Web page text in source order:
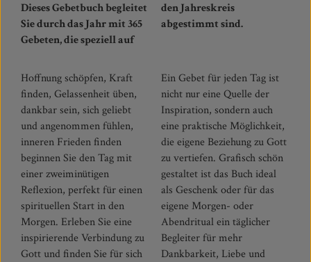
Dieses Gebetbuch begleitet
Sie durch das Jahr mit 365
Gebeten, die speziell auf
den Jahreskreis
abgestimmt sind.
Hoffnung schöpfen, Kraft
finden, Gelassenheit üben,
dankbar sein, sich geliebt
und angenommen fühlen,
inneren Frieden finden
beginnen Sie den Tag mit
einer zweiminütigen
Reflexion, perfekt für einen
spirituellen Start in den
Morgen. Erleben Sie eine
inspirierende Verbindung zu
Gott und finden Sie für sich
Ein Gebet für jeden Tag ist
nicht nur eine Quelle der
Inspiration, sondern auch
eine praktische Möglichkeit,
die eigene Beziehung zu Gott
zu vertiefen. Grafisch schön
gestaltet ist das Buch ideal
als Geschenk oder für das
eigene Morgen- oder
Abendritual ein täglicher
Begleiter für mehr
Dankbarkeit, Liebe und